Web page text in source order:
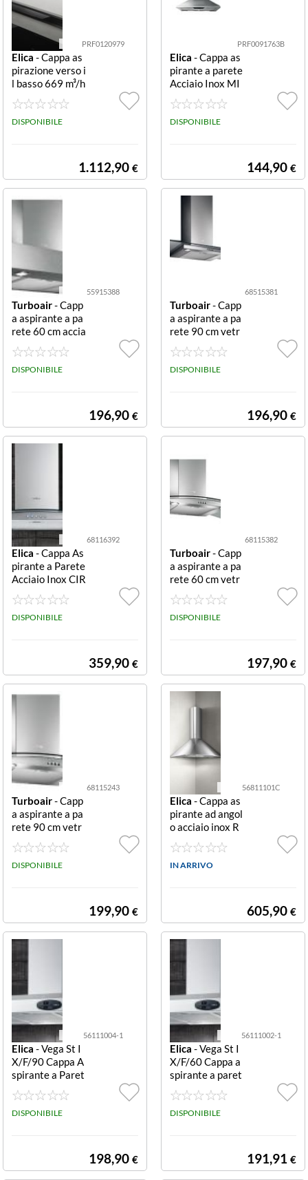
Glem Gas
Tecnowind
PRF0120979
Elica - Cappa as
pirazione verso i
l basso 669 m³/h
PANDORA BL/
F/90 PRF01209
79
DISPONIBILE
1.112,90 €
PRF0091763B
Elica - Cappa as
pirante a parete
Acciaio Inox MI
SSY PB 90 IX PR
F0091763B
DISPONIBILE
144,90 €
55915388
Turboair- Capp
a aspirante a pa
rete 60 cm accia
io inox TUR SOF
IA H10 IX/A/60
55915388
DISPONIBILE
196,90 €
68515381
Turboair- Capp
a aspirante a pa
rete 90 cm vetr
o e acciaio inox
TUR SEMPION
E IX/A/90 6851
DISPONIBILE
196,90 €
68116392
Elica - Cappa As
pirante a Parete
Acciaio Inox CIR
CUS IX+VT 90C
M 68116392
DISPONIBILE
359,90 €
68115382
Turboair- Capp
a aspirante a pa
rete 60 cm vetr
o e acciaio inox
TUR PANTHEO
N IX/A/60 6811
DISPONIBILE
197,90 €
68115243
Turboair- Capp
a aspirante a pa
rete 90 cm vetr
o e acciaio inox
TUR PANTHEO
N IX/A/90 6811
DISPONIBILE
199,90 €
56811101C
Elica - Cappa as
pirante ad angol
o acciaio inox R
UBINO ANG IX/
A/100 568111
01C
IN ARRIVO
605,90 €
56111004-1
Elica - Vega St I
X/F/90 Cappa A
spirante a Paret
e Acciaio Inox 9
0 cm VEGA ST I
X/F/90 561110
DISPONIBILE
198,90 €
56111002-1
Elica - Vega St I
X/F/60 Cappa a
spirante a paret
e filtrante 60 c
m VEGA ST IX/
F/60 5611100
DISPONIBILE
191,91 €